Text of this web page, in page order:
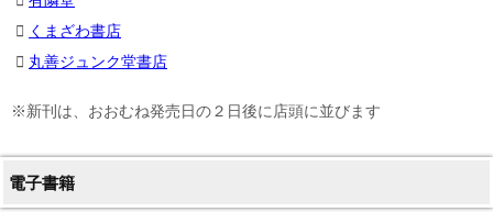
くまざわ書店
丸善ジュンク堂書店
※新刊は、おおむね発売日の２日後に店頭に並びます
電子書籍